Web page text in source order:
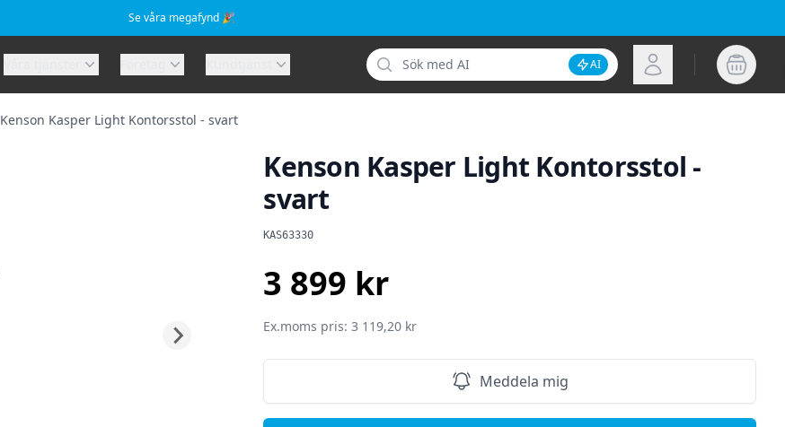
Se våra megafynd 🎉
Sök
Inaktivera AI-sökning
AI Logga in
Kenson Kasper Light Kontorsstol - svart
Kenson Kasper Light Kontorsstol -
svart
KAS63330
Produktinformation
3 899 kr
Ex.moms pris: 3 119,20 kr
Meddela mig